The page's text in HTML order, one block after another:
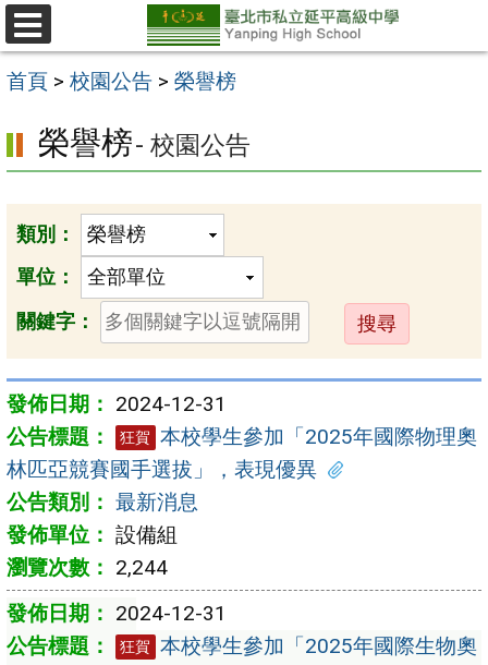
跳
至
主
容
區
選
單
首頁 > 校園公告 > 榮譽榜
榮譽榜- 校園公告
類別：
單位：
關鍵字：
送
出
2024-12-31
狂賀 本校學生參加「2025年國際物理奧
林匹亞競賽國手選拔」，表現優異
最新消息
設備組
2,244
2024-12-31
狂賀 本校學生參加「2025年國際生物奧